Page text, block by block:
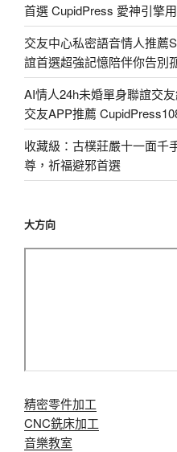
首選 CupidPress 愛神引擎
交友中心私密語音情人推薦
誼首選超強記憶陪伴你告別
AI情人24h未婚單身聯誼交
交友APP推薦
收藏級：古樸莊嚴十一面千
尊，祈福避邪首選
大方向
精密零件加工
CNC銑床加工
音樂教室